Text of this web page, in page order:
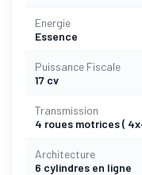
Energie
Essence
Puissance Fiscale
17 cv
Transmission
4 roues motrices (
Architecture
6 cylindres en ligne